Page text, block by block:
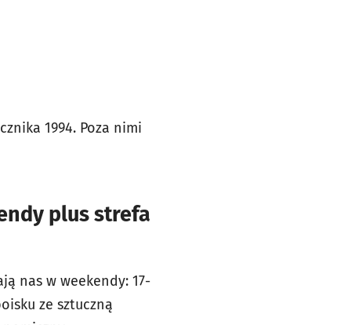
1994. Poza nimi
plus strefa
nas w weekendy: 17-
ze sztuczną